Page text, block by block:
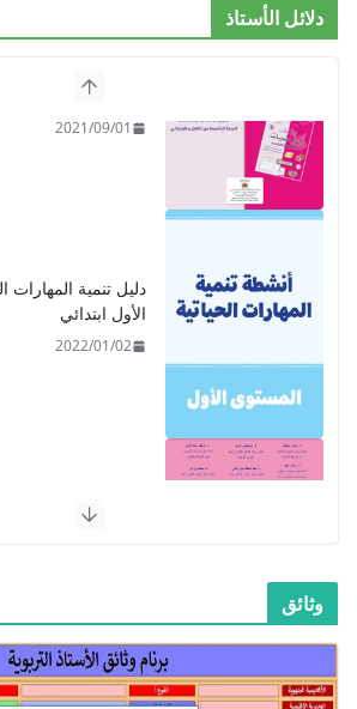
دلائل الأستاذ
-2021
2021/09/01
وثائق